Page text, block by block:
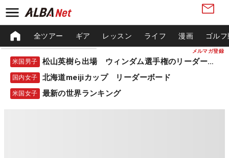
メルマガ登録
全ツアー ギア レッスン ライフ 漫画 ゴル
米国男子 松山英樹ら出場 ウィンダム選手権のリーダーボード
国内女子 北海道meijiカップ リーダーボード
米国女子 最新の世界ランキング